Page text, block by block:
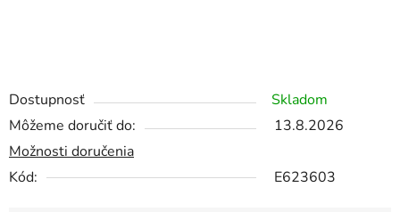
Dostupnosť
Skladom
Môžeme doručiť do:
13.8.2026
Možnosti doručenia
Kód:
E623603